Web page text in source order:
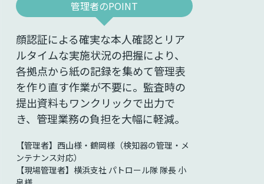
管理者のPOINT
顔認証による確実な本人確認とリア
ルタイムな実施状況の把握により、
各拠点から紙の記録を集めて管理表
を作り直す作業が不要に。 監査時の
提出資料もワンクリックで出力で
き、管理業務の負担を大幅に軽減。
【管理者】西山様・鶴岡様（検知器の管理・メ
ンテナンス対応）
【現場管理者】横浜支社 パトロール隊 隊長 小